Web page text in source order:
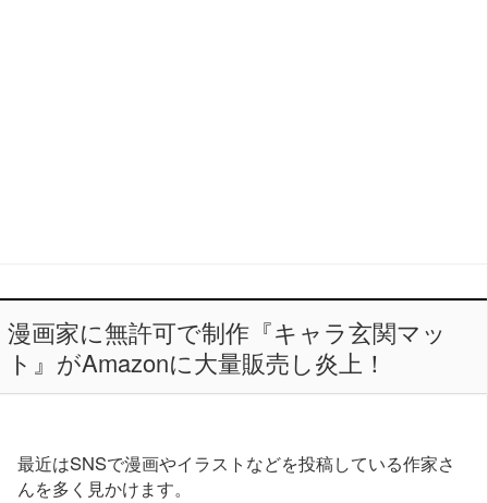
漫画家に無許可で制作『キャラ玄関マッ
ト』がAmazonに大量販売し炎上！
最近はSNSで漫画やイラストなどを投稿している作家さ
んを多く見かけます。